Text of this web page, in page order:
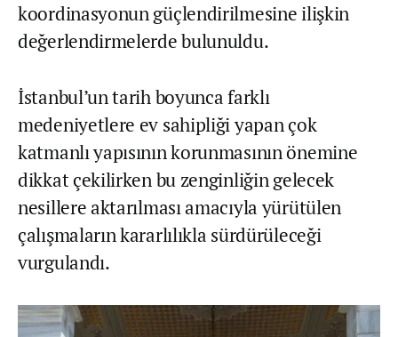
koordinasyonun güçlendirilmesine ilişkin
değerlendirmelerde bulunuldu.
İstanbul’un tarih boyunca farklı
medeniyetlere ev sahipliği yapan çok
katmanlı yapısının korunmasının önemine
dikkat çekilirken bu zenginliğin gelecek
nesillere aktarılması amacıyla yürütülen
çalışmaların kararlılıkla sürdürüleceği
vurgulandı.